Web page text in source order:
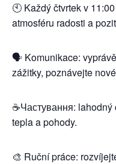
🕙 Každý čtvrtek v
atmosféru radosti a
🗣️ Komunikace:
zážitky, poznávejte
☕️Частування:
tepla a pohody.
🎨 Ruční práce: